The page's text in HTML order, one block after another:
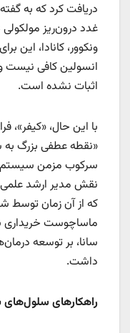
غدد درون‌ریز مولکولی
ونکوور، کانادا، این
انسولین کافی نیست و
اثبات نشده است.
با این حال، «کیفر»،
«نقطه عطفی بزرگ
سرکوب مزمن سیستم
ماساچوست
داشت.
راهکارهای سلول‌های